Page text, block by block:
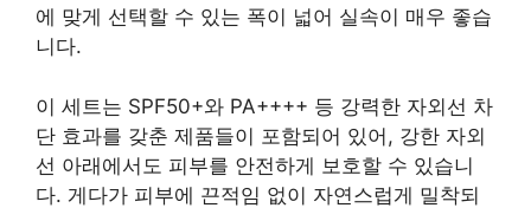
에 맞게 선택할 수 있는 폭이 넓어 실속이 매우 좋습
니다.
이 세트는 SPF50+와 PA++++ 등 강력한 자외선 차
단 효과를 갖춘 제품들이 포함되어 있어, 강한 자외
선 아래에서도 피부를 안전하게 보호할 수 있습니
다. 게다가 피부에 끈적임 없이 자연스럽게 밀착되